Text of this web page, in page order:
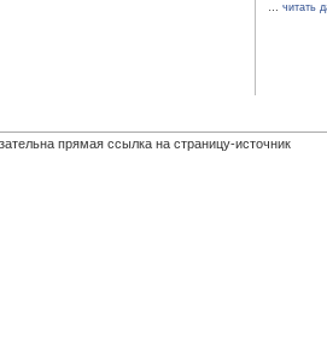
… читать
прямая ссылка на страницу-источник